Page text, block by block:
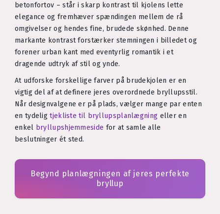
betonfortov – står i skarp kontrast til kjolens lette
elegance og fremhæver spændingen mellem de rå
omgivelser og hendes fine, brudede skønhed. Denne
markante kontrast forstærker stemningen i billedet og
forener urban kant med eventyrlig romantik i et
dragende udtryk af stil og ynde.
At udforske forskellige farver på brudekjolen er en
vigtig del af at definere jeres overordnede bryllupsstil.
Når designvalgene er på plads, vælger mange par enten
en tydeligtjekliste til bryllupsplanlægning eller en
enkel bryllupshjemmeside for at samle alle
beslutninger ét sted.
Begynd planlægningen af jeres perfekte
bryllup